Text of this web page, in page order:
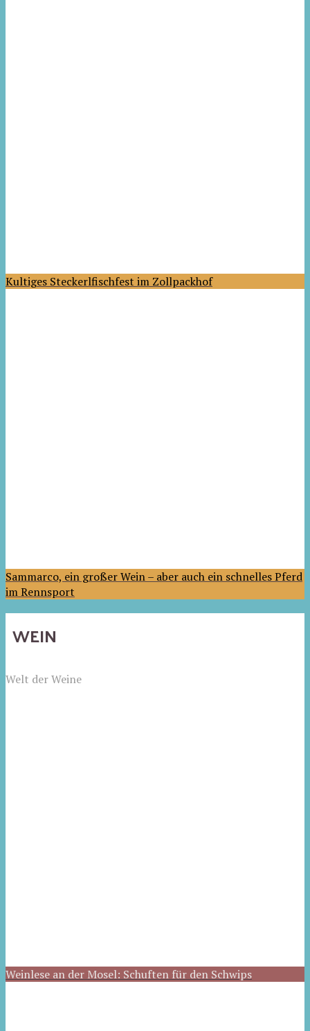
Kultiges Steckerlfischfest im Zollpackhof
Sammarco, ein großer Wein – aber auch ein schnelles Pferd
im Rennsport
WEIN
Welt der Weine
Weinlese an der Mosel: Schuften für den Schwips